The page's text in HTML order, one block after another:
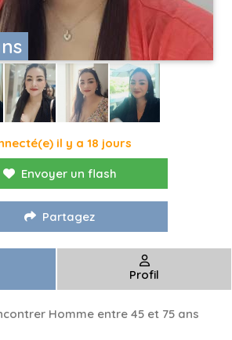
il y a 18 jours
Envoyer un flash
Partagez
Profil
Homme entre 45 et 75 ans